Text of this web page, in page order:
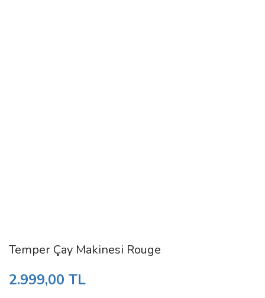
Temper Çay Makinesi Rouge
2.999,00 TL